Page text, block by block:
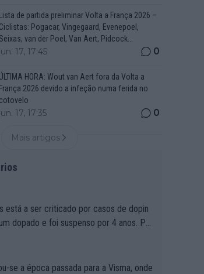
Lista de partida preliminar Volta a França 2026 –
Ciclistas: Pogacar, Vingegaard, Evenepoel,
van der Poel, Van Aert, Pidcock...
jun. 17, 17:45 0
ÚLTIMA HORA: Wout van Aert fora da Volta a
França 2026 devido a infeção numa ferida no
cotovelo
jun. 17, 17:35 0
Mais artigos
está a ser criticado por casos de dopin
dopado e foi suspenso por 4 anos. Po
se a época passada para a Visma, onde